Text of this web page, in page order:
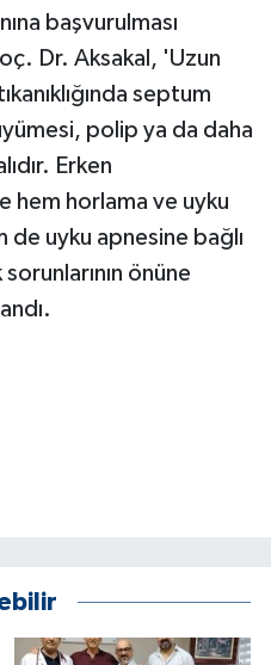
başvurulması
Dr. Aksakal, 'Uzun
septum
polip ya da daha
Erken
hem horlama ve uyku
uyku apnesine bağlı
önüne